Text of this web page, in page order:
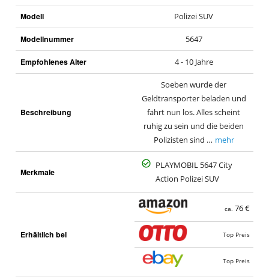
Modell Polizei SUV
Modellnummer 5647
Empfohlenes Alter 4 - 10 Jahre
Beschreibung
Soeben wurde der
Geldtransporter beladen und
fährt nun los. Alles scheint
ruhig zu sein und die beiden
Polizisten sind … mehr
Merkmale
PLAYMOBIL 5647 City
Action Polizei SUV
Erhältlich bei
ca. 76 €
Top Preis
Top Preis